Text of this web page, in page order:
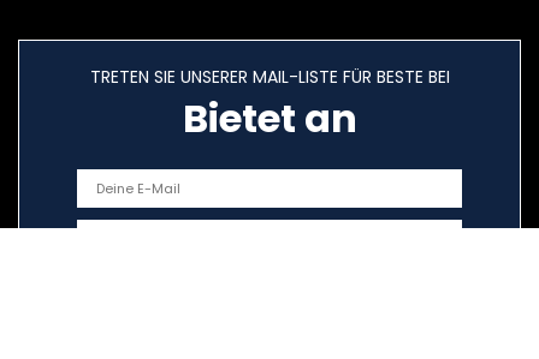
TRETEN SIE UNSERER MAIL-LISTE FÜR BESTE BEI
Bietet an